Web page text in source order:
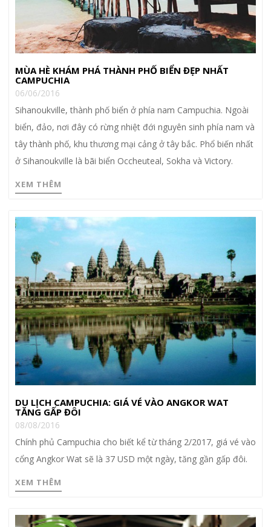
MÙA HÈ KHÁM PHÁ THÀNH PHỐ BIỂN ĐẸP NHẤT
CAMPUCHIA
06/06/2016
Sihanoukville, thành phố biển ở phía nam Campuchia. Ngoài
biển, đảo, nơi đây có rừng nhiệt đới nguyên sinh phía nam và
tây thành phố, khu thương mại cảng ở tây bắc. Phổ biến nhất
ở Sihanoukville là bãi biển Occheuteal, Sokha và Victory.
XEM THÊM
DU LỊCH CAMPUCHIA: GIÁ VÉ VÀO ANGKOR WAT
TĂNG GẤP ĐÔI
08/08/2016
Chính phủ Campuchia cho biết kể từ tháng 2/2017, giá vé vào
cổng Angkor Wat sẽ là 37 USD một ngày, tăng gần gấp đôi.
XEM THÊM